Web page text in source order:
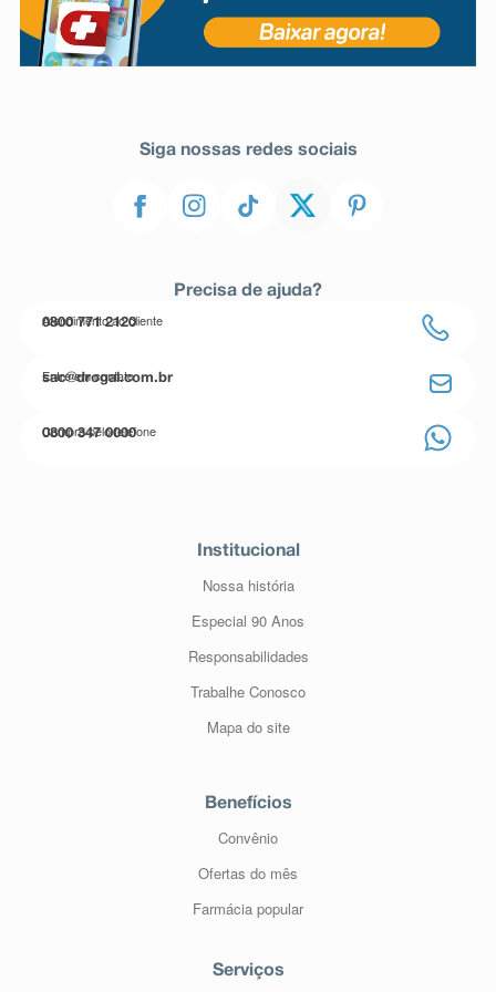
Siga nossas redes sociais
Precisa de ajuda?
Atendimento ao cliente
0800 771 2120
Entre em contato
sac@drogal.com.br
Compre pelo telefone
0800 347 0000
Institucional
Nossa história
Especial 90 Anos
Responsabilidades
Trabalhe Conosco
Mapa do site
Benefícios
Convênio
Ofertas do mês
Farmácia popular
Serviços